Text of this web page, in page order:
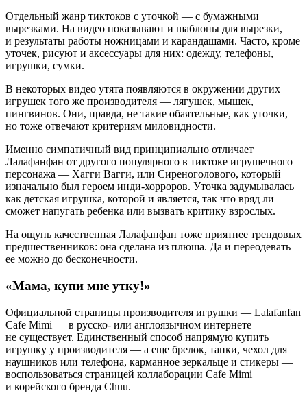
Отдельный жанр тиктоков с уточкой — с бумажными
вырезками. На видео показывают и шаблоны для вырезки,
и результаты работы ножницами и карандашами. Часто, кроме
уточек, рисуют и аксессуары для них: одежду, телефоны,
игрушки, сумки.
В некоторых видео утята появляются в окружении других
игрушек того же производителя — лягушек, мышек,
пингвинов. Они, правда, не такие обаятельные, как уточки,
но тоже отвечают критериям миловидности.
Именно симпатичный вид принципиально отличает
Лалафанфан от другого популярного в тиктоке игрушечного
персонажа — Хагги Вагги, или Сиреноголового, который
изначально был героем инди-хорроров. Уточка задумывалась
как детская игрушка, которой и является, так что вряд ли
сможет напугать ребенка или вызвать критику взрослых.
На ощупь качественная Лалафанфан тоже приятнее трендовых
предшественников: она сделана из плюша. Да и переодевать
ее можно до бесконечности.
«Мама, купи мне утку!»
Официальной страницы производителя игрушки — Lalafanfan
Cafe Mimi — в русско- или англоязычном интернете
не существует. Единственный способ напрямую купить
игрушку у производителя — а еще брелок, тапки, чехол для
наушников или телефона, карманное зеркальце и стикеры —
воспользоваться страницей коллаборации Cafe Mimi
и корейского бренда Chuu.